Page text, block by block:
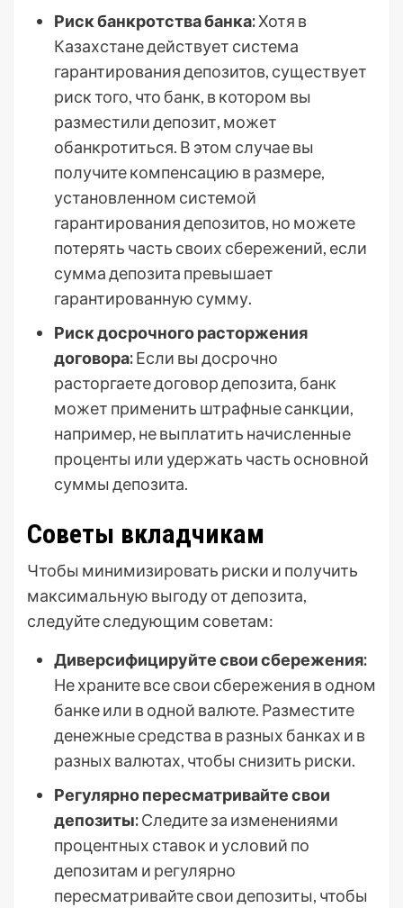
Риск банкротства банка:Хотя в
Казахстане действует система
гарантирования депозитов, существует
риск того, что банк, в котором вы
разместили депозит, может
обанкротиться. В этом случае вы
получите компенсацию в размере,
установленном системой
гарантирования депозитов, но можете
потерять часть своих сбережений, если
сумма депозита превышает
гарантированную сумму.
Риск досрочного расторжения
договора:Если вы досрочно
расторгаете договор депозита, банк
может применить штрафные санкции,
например, не выплатить начисленные
проценты или удержать часть основной
суммы депозита.
Советы вкладчикам
Чтобы минимизировать риски и получить
максимальную выгоду от депозита,
следуйте следующим советам:
Диверсифицируйте свои сбережения:
Не храните все свои сбережения в одном
банке или в одной валюте. Разместите
денежные средства в разных банках и в
разных валютах, чтобы снизить риски.
Регулярно пересматривайте свои
депозиты:Следите за изменениями
процентных ставок и условий по
депозитам и регулярно
пересматривайте свои депозиты, чтобы